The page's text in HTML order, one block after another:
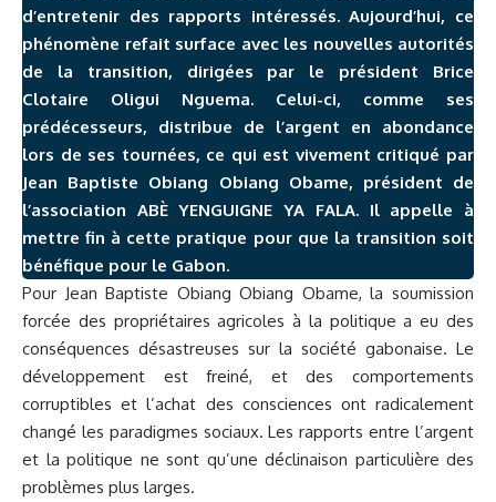
d’entretenir des rapports intéressés. Aujourd’hui, ce
phénomène refait surface avec les nouvelles autorités
de la transition, dirigées par le président Brice
Clotaire Oligui Nguema. Celui-ci, comme ses
prédécesseurs, distribue de l’argent en abondance
lors de ses tournées, ce qui est vivement critiqué par
Jean Baptiste Obiang Obiang Obame, président de
l’association ABÈ YENGUIGNE YA FALA. Il appelle à
mettre fin à cette pratique pour que la transition soit
bénéfique pour le Gabon.
Pour Jean Baptiste Obiang Obiang Obame, la soumission
forcée des propriétaires agricoles à la politique a eu des
conséquences désastreuses sur la société gabonaise. Le
développement est freiné, et des comportements
corruptibles et l’achat des consciences ont radicalement
changé les paradigmes sociaux. Les rapports entre l’argent
et la politique ne sont qu’une déclinaison particulière des
problèmes plus larges.